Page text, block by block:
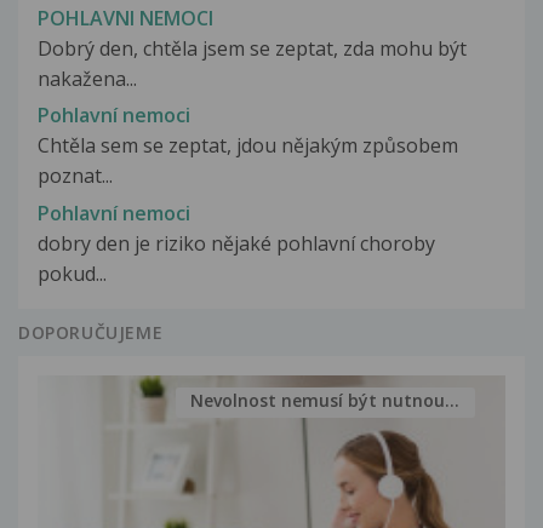
POHLAVNI NEMOCI
Dobrý den, chtěla jsem se zeptat, zda mohu být
nakažena...
Pohlavní nemoci
Chtěla sem se zeptat, jdou nějakým způsobem
poznat...
Pohlavní nemoci
dobry den je riziko nějaké pohlavní choroby
pokud...
DOPORUČUJEME
Nevolnost nemusí být nutnou...